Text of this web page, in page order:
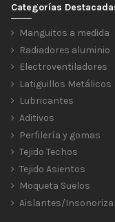
Categorías
Manguitos a medida
Radiadores aluminio
Electroventiladores
Latiguillos Metálicos
Lubricantes
Aditivos
Perfilería y gomas
Tejido Techos
Tejido Asientos
Moqueta Suelos
Aislantes/